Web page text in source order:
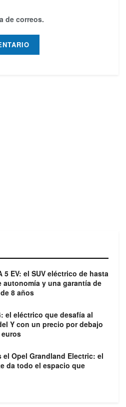
de correos.
5 EV: el SUV eléctrico de hasta
autonomía y una garantía de
8 años
el eléctrico que desafía al
Y con un precio por debajo
euros
el Opel Grandland Electric: el
da todo el espacio que